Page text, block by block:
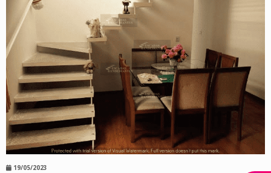
19/05/2023